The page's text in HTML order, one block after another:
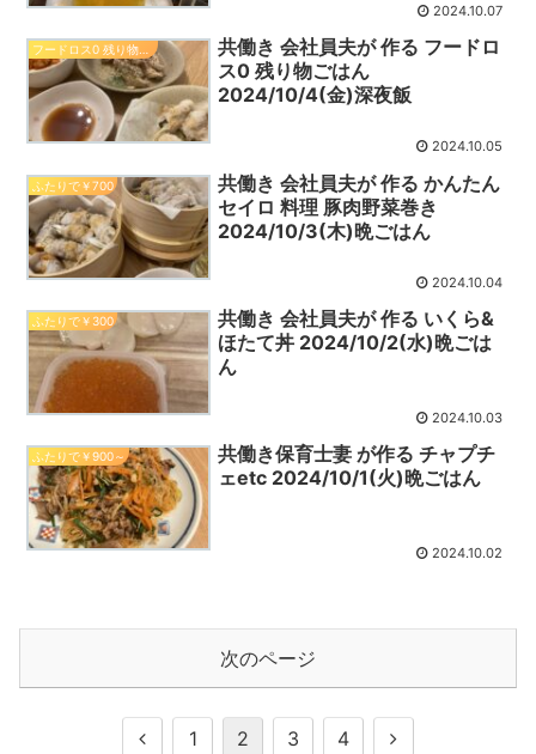
2024.10.07
共働き 会社員夫が 作る フードロ
ス0 残り物ごはん
2024/10/4(金)深夜飯
2024.10.05
ふたりで￥700
共働き 会社員夫が 作る かんたん
セイロ 料理 豚肉野菜巻き
2024/10/3(木)晩ごはん
2024.10.04
ふたりで￥300
共働き 会社員夫が 作る いくら&
ほたて丼 2024/10/2(水)晩ごは
ん
2024.10.03
ふたりで￥900～
共働き保育士妻 が作る チャプチ
ェetc 2024/10/1(火)晩ごはん
2024.10.02
次のページ
前 1 2 3 4 次